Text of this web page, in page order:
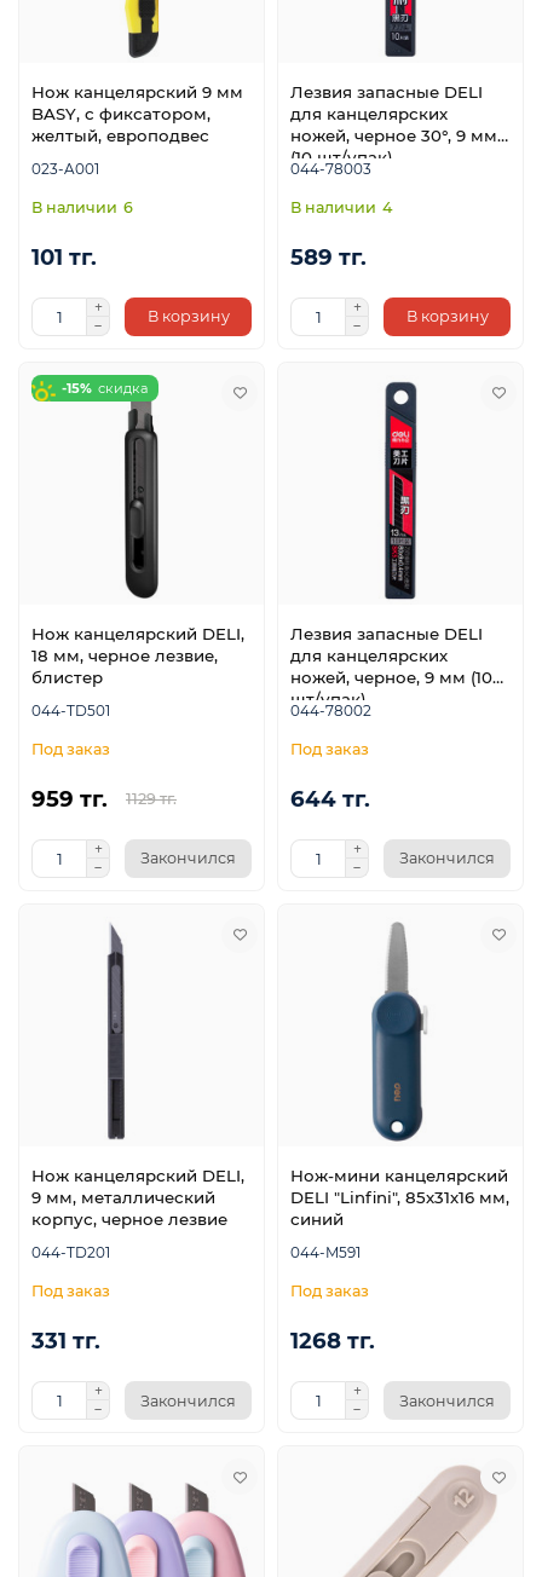
Нож канцелярский 9 мм
BASY, с фиксатором,
желтый, европодвес
023-A001
6
101 тг.
В корзину
Лезвия запасные DELI
для канцелярских
ножей, черное 30°, 9 мм
(10 шт/упак)
044-78003
4
589 тг.
В корзину
-15%
Нож канцелярский DELI,
18 мм, черное лезвие,
блистер
044-TD501
959 тг. 1129 тг.
Закончился
Лезвия запасные DELI
для канцелярских
ножей, черное, 9 мм (10
шт/упак)
044-78002
644 тг.
Закончился
Нож канцелярский DELI,
9 мм, металлический
корпус, черное лезвие
044-TD201
331 тг.
Закончился
Нож-мини канцелярский
DELI "Linfini", 85х31х16 мм,
синий
044-M591
1268 тг.
Закончился